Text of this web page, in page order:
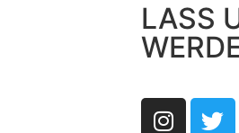
LASS